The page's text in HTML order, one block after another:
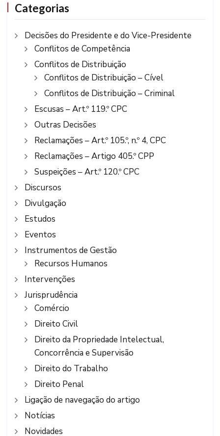
Categorias
Decisões do Presidente e do Vice-Presidente
Conflitos de Competência
Conflitos de Distribuição
Conflitos de Distribuição – Cível
Conflitos de Distribuição – Criminal
Escusas – Art.º 119.º CPC
Outras Decisões
Reclamações – Art.º 105.º, n.º 4, CPC
Reclamações – Artigo 405.º CPP
Suspeições – Art.º 120.º CPC
Discursos
Divulgação
Estudos
Eventos
Instrumentos de Gestão
Recursos Humanos
Intervenções
Jurisprudência
Comércio
Direito Civil
Direito da Propriedade Intelectual,
Concorrência e Supervisão
Direito do Trabalho
Direito Penal
Ligação de navegação do artigo
Notícias
Novidades